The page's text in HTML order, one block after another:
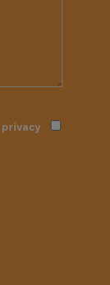
privacy